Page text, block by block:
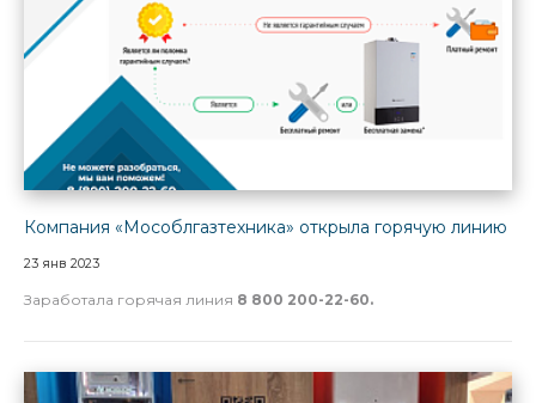
Компания «Мособлгазтехника» открыла горячую линию
23 янв 2023
Заработала горячая линия 8 800 200-22-60.